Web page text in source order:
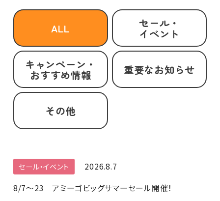
ALL セール・
イベント
キャンペーン・
おすすめ情報 重要なお知らせ
その他
セール・イベント
2026.8.7
8/7～23 アミーゴビッグサマーセール開催！